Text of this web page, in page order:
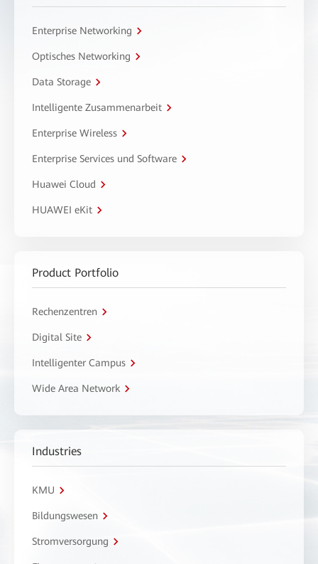
Enterprise Networking
Optisches Networking
Data Storage
Intelligente Zusammenarbeit
Enterprise Wireless
Enterprise Services und Software
Huawei Cloud
HUAWEI eKit
Product Portfolio
Rechenzentren
Digital Site
Intelligenter Campus
Wide Area Network
Industries
KMU
Bildungswesen
Stromversorgung